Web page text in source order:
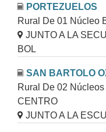
PORTEZUELOS
Rural De 01 Núcleo
JUNTO A LA
BOL
SAN BARTOLO
Rural De 02
CENTRO
JUNTO A LA